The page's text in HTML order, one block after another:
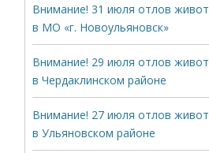
Внимание! 31 июля отлов
в МО «г. Новоульяновск»
Внимание! 29 июля отлов
в Чердаклинском районе
Внимание! 27 июля отлов
в Ульяновском районе